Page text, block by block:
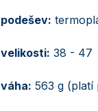
podešev:
velikosti: 38 - 47
váha: 563 g (platí